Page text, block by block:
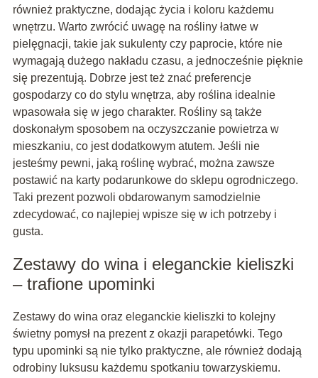
również praktyczne, dodając życia i koloru każdemu
wnętrzu. Warto zwrócić uwagę na rośliny łatwe w
pielęgnacji, takie jak sukulenty czy paprocie, które nie
wymagają dużego nakładu czasu, a jednocześnie pięknie
się prezentują. Dobrze jest też znać preferencje
gospodarzy co do stylu wnętrza, aby roślina idealnie
wpasowała się w jego charakter. Rośliny są także
doskonałym sposobem na oczyszczanie powietrza w
mieszkaniu, co jest dodatkowym atutem. Jeśli nie
jesteśmy pewni, jaką roślinę wybrać, można zawsze
postawić na karty podarunkowe do sklepu ogrodniczego.
Taki prezent pozwoli obdarowanym samodzielnie
zdecydować, co najlepiej wpisze się w ich potrzeby i
gusta.
Zestawy do wina i eleganckie kieliszki
– trafione upominki
Zestawy do wina oraz eleganckie kieliszki to kolejny
świetny pomysł na prezent z okazji parapetówki. Tego
typu upominki są nie tylko praktyczne, ale również dodają
odrobiny luksusu każdemu spotkaniu towarzyskiemu.